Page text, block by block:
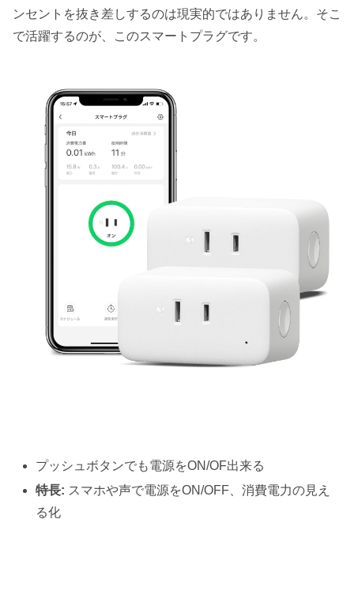
ンセントを抜き差しするのは現実的ではありません。そこ
で活躍するのが、このスマートプラグです。
プッシュボタンでも電源をON/OF出来る
特長: スマホや声で電源をON/OFF、消費電力の見え
る化